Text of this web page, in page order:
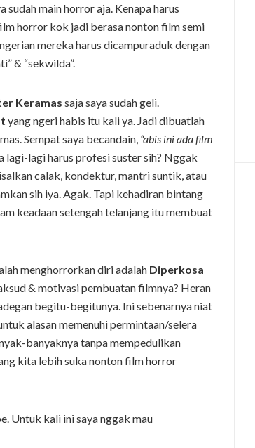
main horror aja. Kenapa harus
horror kok jadi berasa nonton film semi
mereka harus dicampuraduk dengan
& “sekwilda”.
Keramas saja saya sudah geli.
yang ngeri habis itu kali ya. Jadi dibuatlah
Sempat saya becandain, “abis ini ada film
lagi-lagi harus profesi suster sih? Nggak
calak, kondektur, mantri suntik, atau
sih iya. Agak. Tapi kehadiran bintang
keadaan setengah telanjang itu membuat
menghorrorkan diri adalah Diperkosa
& motivasi pembuatan filmnya? Heran
begitu-begitunya. Ini sebenarnya niat
alasan memenuhi permintaan/selera
banyaknya tanpa mempedulikan
kita lebih suka nonton film horror
Untuk kali ini saya nggak mau